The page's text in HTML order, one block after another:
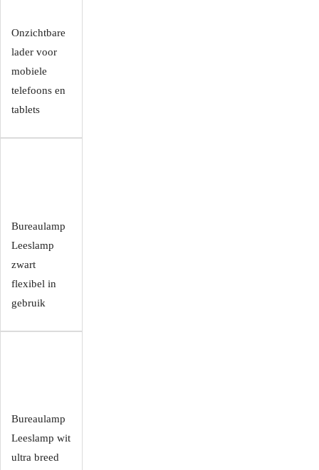
Onzichtbare
lader voor
mobiele
telefoons en
tablets
Bureaulamp
Leeslamp
zwart
flexibel in
gebruik
Bureaulamp
Leeslamp wit
ultra breed